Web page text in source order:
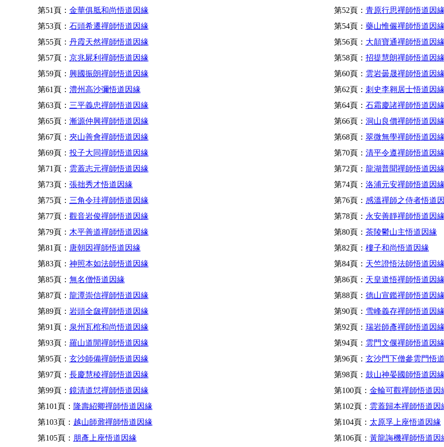
第51頁： 金華俱胝和尚悟道因緣 第52頁： 青原行思禪師悟道因緣
第53頁： 石頭希遷禪師悟道因緣 第54頁： 藥山惟儼禪師悟道因緣
第55頁： 丹霞天然禪師悟道因緣 第56頁： 大顛寶通禪師悟道因緣
第57頁： 京兆屍利禪師悟道因緣 第58頁： 招提慧朗禪師悟道因緣
第59頁： 興國振朗禪師悟道因緣 第60頁： 雲岩曇晟禪師悟道因緣
第61頁： 澧州高沙彌悟道因緣 第62頁： 刺史李翱居士悟道因緣
第63頁： 三平義忠禪師悟道因緣 第64頁： 石霜慶諸禪師悟道因緣
第65頁： 漸源仲興禪師悟道因緣 第66頁： 洞山良價禪師悟道因緣
第67頁： 夾山善會禪師悟道因緣 第68頁： 翠微無學禪師悟道因緣
第69頁： 投子大同禪師悟道因緣 第70頁： 清平令遵禪師悟道因緣
第71頁： 雲蓋志元禪師悟道因緣 第72頁： 龍湖普聞禪師悟道因緣
第73頁： 張拙秀才悟道因緣 第74頁： 洛浦元安禪師悟道因緣
第75頁： 三角令珪禪師悟道因緣 第76頁： 感溫禪師之侍者悟道
第77頁： 觀音岩俊禪師悟道因緣 第78頁： 永安善靜禪師悟道因緣
第79頁： 木平善道禪師悟道因緣 第80頁： 茶陵鬱山主悟道因緣
第81頁： 唐朝因禪師悟道因緣 第82頁： 樓子和尚悟道因緣
第83頁： 神照本如法師悟道因緣 第84頁： 天竺證悟法師悟道因緣
第85頁： 無名僧悟道因緣 第86頁： 天皇道悟禪師悟道因緣
第87頁： 龍潭崇信禪師悟道因緣 第88頁： 德山宣鑑禪師悟道因緣
第89頁： 岩頭全奯禪師悟道因緣 第90頁： 雪峰義存禪師悟道因緣
第91頁： 泉州瓦棺和尚悟道因緣 第92頁： 瑞岩師彥禪師悟道因緣
第93頁： 羅山道閒禪師悟道因緣 第94頁： 雲門文偃禪師悟道因緣
第95頁： 玄沙師備禪師悟道因緣 第96頁： 玄沙門下僧參雲門悟
第97頁： 長慶慧稜禪師悟道因緣 第98頁： 鼓山神晏國師悟道因緣
第99頁： 鏡清道怤禪師悟道因緣 第100頁： 金輪可觀禪師悟道因
第101頁： 隆壽紹卿禪師悟道因緣 第102頁： 雲蓋歸本禪師悟道因
第103頁： 越山師鼐禪師悟道因緣 第104頁： 太原孚上座悟道因緣
第105頁： 朋彥上座悟道因緣 第106頁： 黃龍誨機禪師悟道因